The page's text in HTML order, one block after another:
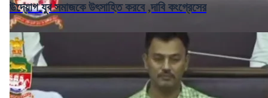
উদ্যোগ যুব সমাজকে উৎসাহিত করবে ,দাবি কংগ্রেসের